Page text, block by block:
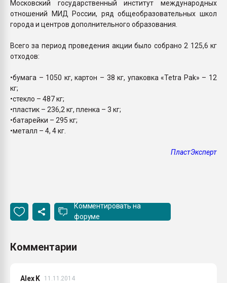
Московский государственный институт международных
отношений МИД России, ряд общеобразовательных школ
города и центров дополнительного образования.
Всего за период проведения акции было собрано 2 125,6 кг
отходов:
•бумага – 1050 кг, картон – 38 кг, упаковка «Tetra Pak» – 12
кг;
•стекло – 487 кг;
•пластик – 236,2 кг, пленка – 3 кг;
•батарейки – 295 кг;
•металл – 4, 4 кг.
ПластЭксперт
Комментировать на
форуме
Комментарии
Alex K
11.11.2014